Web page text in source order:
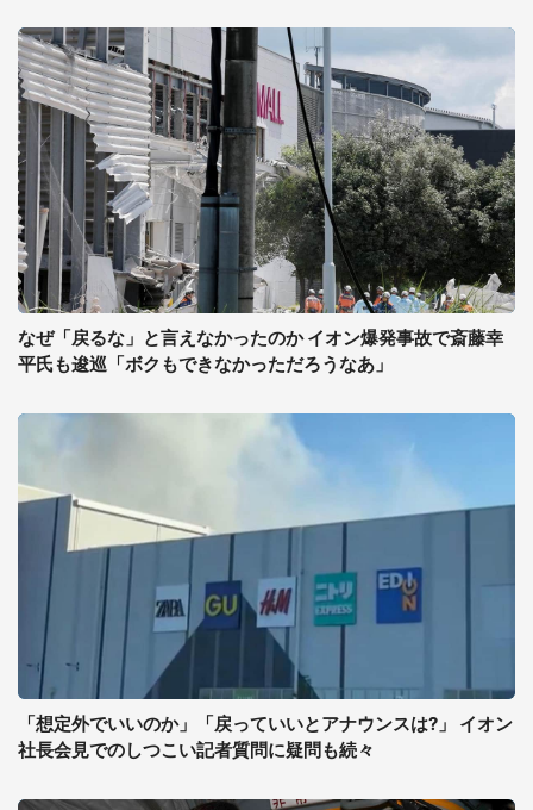
なぜ「戻るな」と言えなかったのか イオン爆発事故で斎藤幸
平氏も逡巡「ボクもできなかっただろうなあ」
「想定外でいいのか」「戻っていいとアナウンスは?」 イオン
社長会見でのしつこい記者質問に疑問も続々